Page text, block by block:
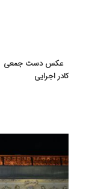
عکس دست جمعی
کادر اجرایی